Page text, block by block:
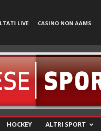
LIVE CASINO NON AAMS
HOCKEY ALTRI SPORT